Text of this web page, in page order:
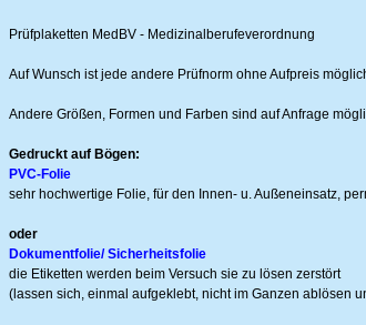
Prüfplaketten MedBV - Medizinalberufeverordnung
Auf Wunsch ist jede andere Prüfnorm ohne Aufpreis
Andere Größen, Formen und Farben sind auf Anfrage
Gedruckt auf Bögen:
PVC-Folie
sehr hochwertige Folie, für den Innen- u. Außeneinsatz,
oder
Dokumentfolie/ Sicherheitsfolie
die Etiketten werden beim Versuch sie zu lösen zerstört
(lassen sich, einmal aufgeklebt, nicht im Ganzen ablösen